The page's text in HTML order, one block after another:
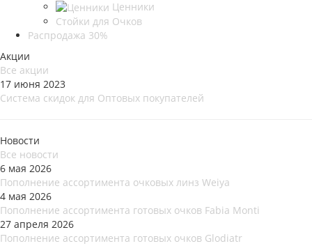
Ценники
Стойки для Очков
Распродажа 30%
Акции
Все акции
17 июня 2023
Система скидок для Оптовых покупателей
Новости
Все новости
6 мая 2026
Пополнение ассортимента очковых линз Weiya
4 мая 2026
Пополнение ассортимента готовых очков Fabia Monti
27 апреля 2026
Пополнение ассортимента готовых очков Glodiatr